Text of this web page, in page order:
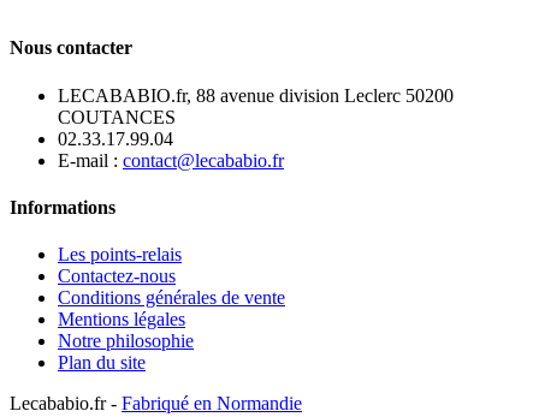
Nous contacter
LECABABIO.fr, 88 avenue division Leclerc 50200
COUTANCES
02.33.17.99.04
E-mail : contact@lecababio.fr
Informations
Les points-relais
Contactez-nous
Conditions générales de vente
Mentions légales
Notre philosophie
Plan du site
Lecababio.fr - Fabriqué en Normandie